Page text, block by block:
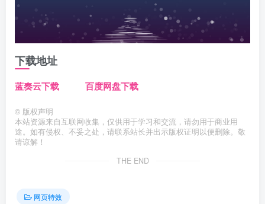
下载地址
蓝奏云下载 百度网盘下载
© 版权声明
本站资源来自互联网收集，仅供用于学习和交流，请勿用于商业用
途。如有侵权、不妥之处，请联系站长并出示版权证明以便删除。敬
请谅解！
THE END
网页特效